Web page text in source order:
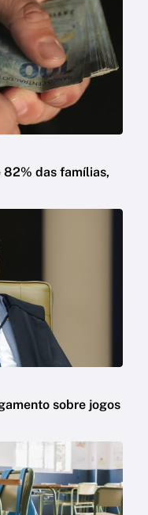
82% das famílias,
sobre jogos